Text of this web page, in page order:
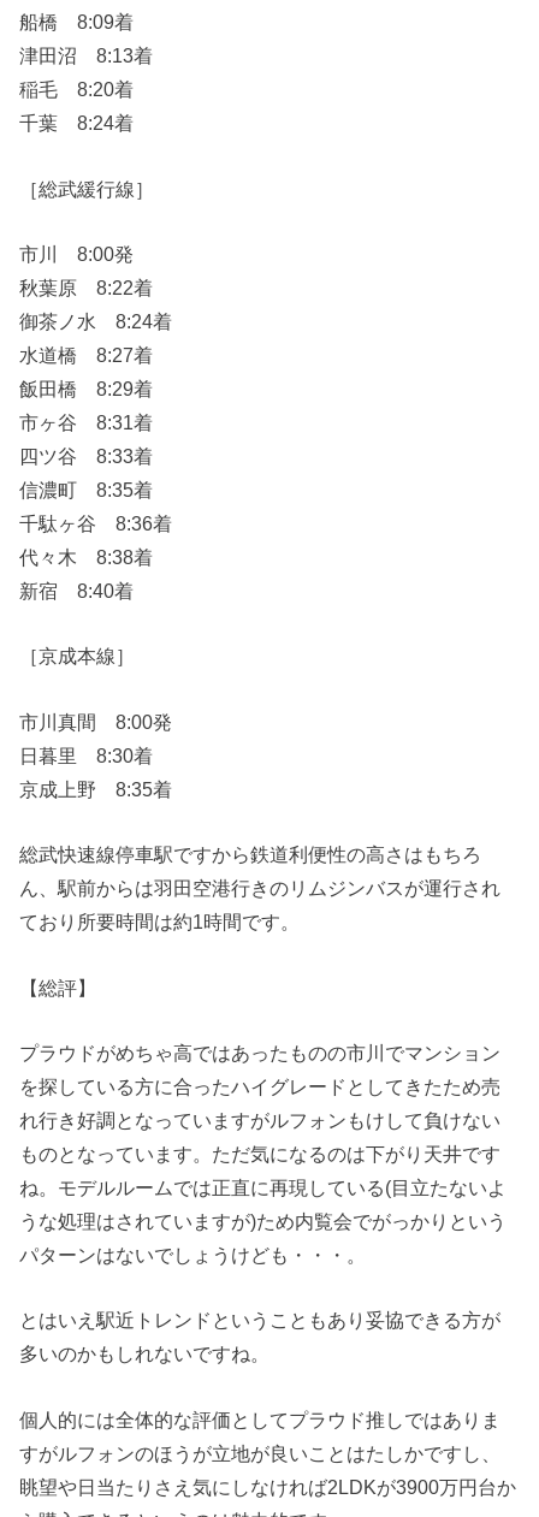
船橋 8:09着
津田沼 8:13着
稲毛 8:20着
千葉 8:24着
［総武緩行線］
市川 8:00発
秋葉原 8:22着
御茶ノ水 8:24着
水道橋 8:27着
飯田橋 8:29着
市ヶ谷 8:31着
四ツ谷 8:33着
信濃町 8:35着
千駄ヶ谷 8:36着
代々木 8:38着
新宿 8:40着
［京成本線］
市川真間 8:00発
日暮里 8:30着
京成上野 8:35着
総武快速線停車駅ですから鉄道利便性の高さはもちろ
ん、駅前からは羽田空港行きのリムジンバスが運行され
ており所要時間は約1時間です。
【総評】
プラウドがめちゃ高ではあったものの市川でマンション
を探している方に合ったハイグレードとしてきたため売
れ行き好調となっていますがルフォンもけして負けない
ものとなっています。ただ気になるのは下がり天井です
ね。モデルルームでは正直に再現している(目立たないよ
うな処理はされていますが)ため内覧会でがっかりという
パターンはないでしょうけども・・・。
とはいえ駅近トレンドということもあり妥協できる方が
多いのかもしれないですね。
個人的には全体的な評価としてプラウド推しではありま
すがルフォンのほうが立地が良いことはたしかですし、
眺望や日当たりさえ気にしなければ2LDKが3900万円台か